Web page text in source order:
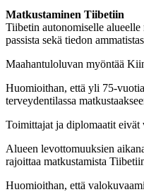
Matkustaminen Tiibetiin
Tiibetin autonomiselle alueelle
passista sekä tiedon
Maahantuloluvan myöntää
Huomioithan, että yli 75-
terveydentilassa
Toimittajat ja diplomaatit eivät
Alueen levottomuuksien
rajoittaa matkustamista
Huomioithan, että